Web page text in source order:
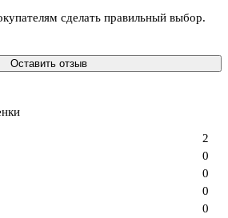
сделать правильный выбор.
Оставить отзыв
0
0
0
0
2